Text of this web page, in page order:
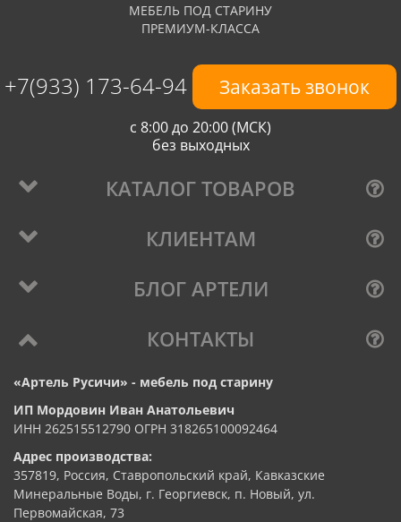
МЕБЕЛЬ ПОД СТАРИНУ
ПРЕМИУМ-КЛАССА
+7(933) 173-64-94 Заказать звонок
с 8:00 до 20:00 (МСК)
без выходных
КАТАЛОГ ТОВАРОВ
КЛИЕНТАМ
БЛОГ АРТЕЛИ
КОНТАКТЫ
«Артель Русичи» - мебель под старину
ИП Мордовин Иван Анатольевич
ИНН 262515512790 ОГРН 318265100092464
Адрес производства:
357819, Россия, Ставропольский край, Кавказские
Минеральные Воды, г. Георгиевск, п. Новый, ул.
Первомайская, 73